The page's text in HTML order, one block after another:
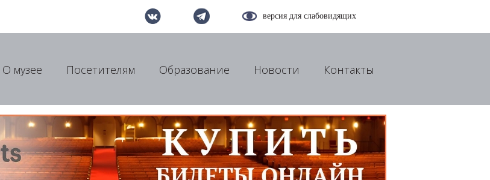
версия для слабовидящих
О музее Посетителям Образование Новости Контакты